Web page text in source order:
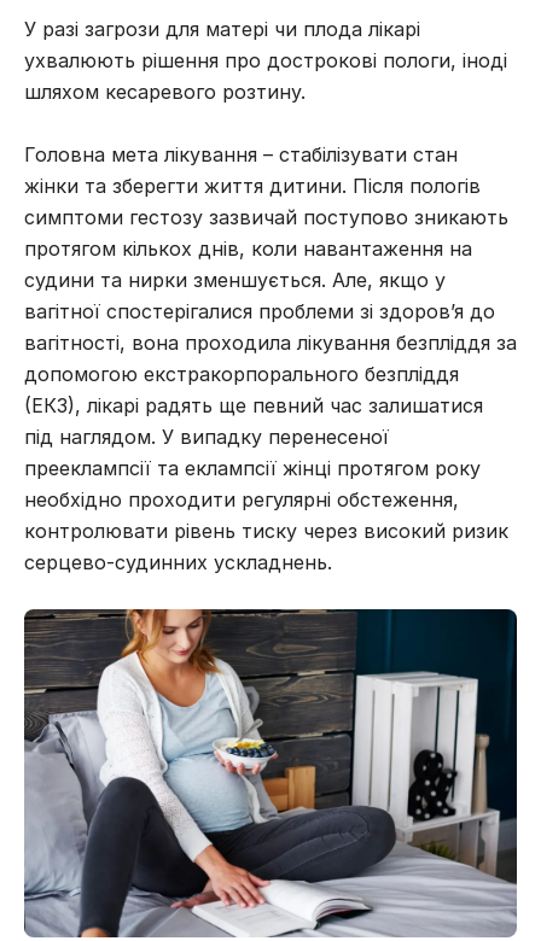
У разі загрози для матері чи плода лікарі
ухвалюють рішення про дострокові пологи, іноді
шляхом кесаревого розтину.
Головна мета лікування – стабілізувати стан
жінки та зберегти життя дитини. Після пологів
симптоми гестозу зазвичай поступово зникають
протягом кількох днів, коли навантаження на
судини та нирки зменшується. Але, якщо у
вагітної спостерігалися проблеми зі здоров’я до
вагітності, вона проходилалікування безпліддя за
допомогою екстракорпорального безпліддя
(ЕКЗ), лікарі радять ще певний час залишатися
під наглядом. У випадку перенесеної
прееклампсії та еклампсії жінці протягом року
необхідно проходити регулярні обстеження,
контролювати рівень тиску через високий ризик
серцево-судинних ускладнень.